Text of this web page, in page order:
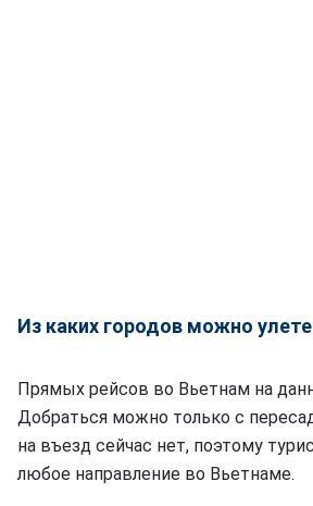
Из каких городов можно
Прямых рейсов во Вьетнам на
Добраться можно только с
на въезд сейчас нет, поэтому
любое направление во Вьетнаме.